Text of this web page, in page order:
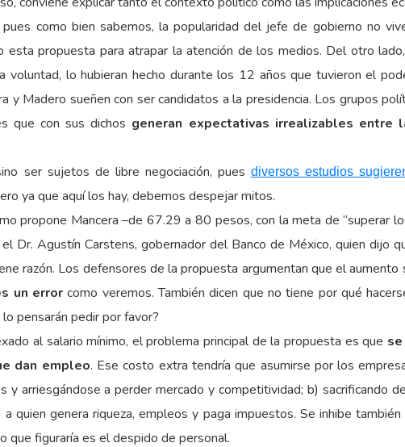
como bien sabemos, la popularidad del jefe de gobierno no
esta propuesta para atrapar la atención de los medios. Del otro
lo hubieran hecho durante los 12 años que tuvieron el
Madero sueñen con ser candidatos a la presidencia. Los grupos
que con sus dichos generan expectativas irrealizables entre
ser sujetos de libre negociación, pues diversos estudios
ya que aquí los hay, debemos despejar mitos.
propone Mancera –de 67.29 a 80 pesos, con la meta de “superar
Dr. Agustín Carstens, gobernador del Banco de México, quien dijo
razón. Los defensores de la propuesta argumentan que el aumento
un errorcomo veremos. También dicen que no tiene por qué
pensarán pedir por favor?
al salario mínimo, el problema principal de la propuesta es que
dan empleo. Ese costo extra tendría que asumirse por los
arriesgándose a perder mercado y competitividad; b) sacrificando
quien genera riqueza, empleos y paga impuestos. Se inhibe también
que figuraría es el despido de personal.